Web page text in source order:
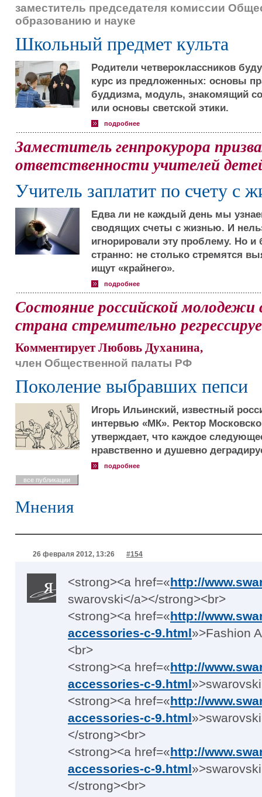
заместитель председателя комиссии
образованию и науке
Школьный предмет культа
Родители четвероклассников
курс из предложенных: основы
буддизма, модуль, знакомящий
или основы светской этики.
подробнее
Заместитель генпрокурора
ответственности учителей
Учитель заплатит по счету с
Едва ли не каждый день мы
сводящих счеты с жизнью. И
игнорировали эту проблему. Но и
странно: не столько стремятся
ищут «крайнего».
подробнее
Состояние российской молодежи
страна стремительно
Комментирует Любовь Духанина,
член Общественной палаты РФ
Поколение выбравших пепси
Игорь Ильинский, известный
интервью «МК». Ректор
утверждает, что каждое
нравственно и душевно
подробнее
все публикации
Мнения
26 февраля 2012, 13:26 #154
<strong><a href=«http://
swarovski</a></strong><br>
<strong><a href=«http://
accessories-c-9.html»>Fashion
<br>
<strong><a href=«http://
accessories-c-9.html
<strong><a href=«http://
accessories-c-9.html
</strong><br>
<strong><a href=«http://
accessories-c-9.html
</strong><br>